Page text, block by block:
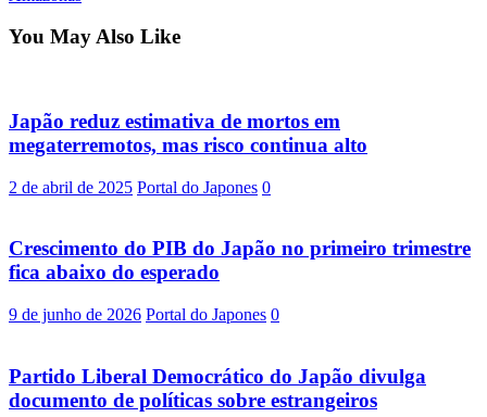
You May Also Like
Japão reduz estimativa de mortos em
megaterremotos, mas risco continua alto
2 de abril de 2025 Portal do Japones 0
Crescimento do PIB do Japão no primeiro trimestre
fica abaixo do esperado
9 de junho de 2026 Portal do Japones 0
Partido Liberal Democrático do Japão divulga
documento de políticas sobre estrangeiros